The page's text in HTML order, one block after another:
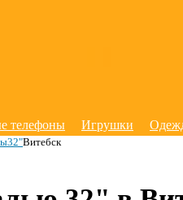
телефоны Игрушки
32"Витебск